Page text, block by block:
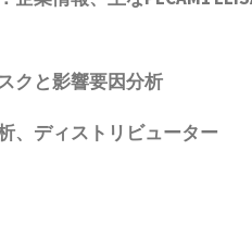
クと影響要因分析
、ディストリビューター